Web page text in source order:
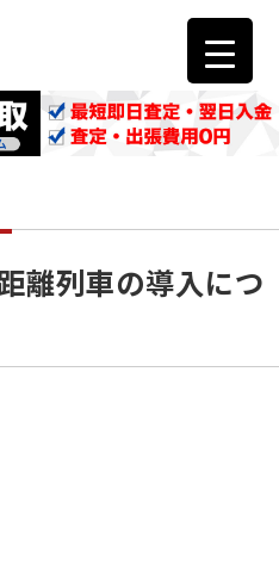
離列車の導入につ